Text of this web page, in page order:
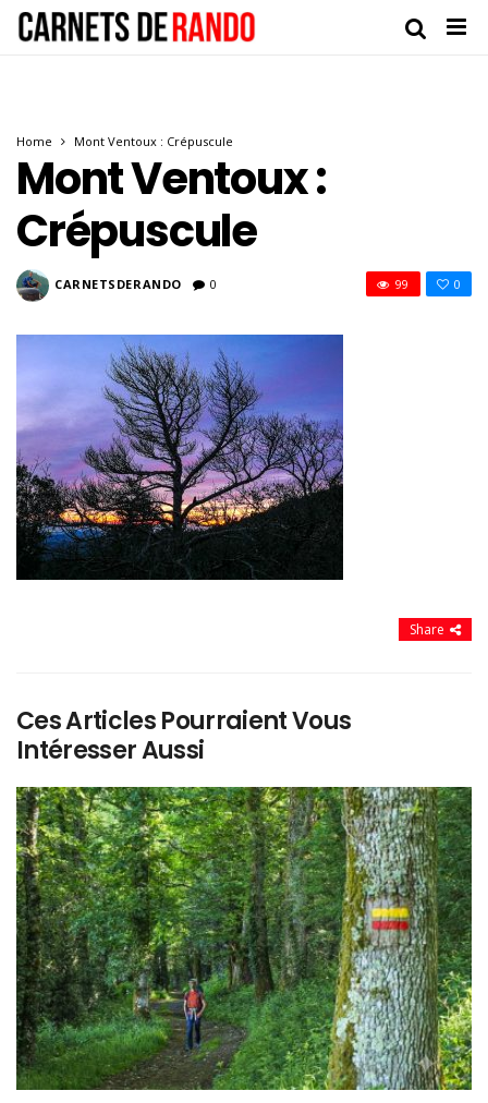
Home Mont Ventoux : Crépuscule
Mont Ventoux :
Crépuscule
CARNETSDERANDO 0 0
99
Share
Ces Articles Pourraient Vous
Intéresser Aussi